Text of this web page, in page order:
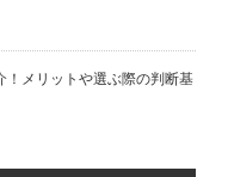
メリットや選ぶ際の判断基